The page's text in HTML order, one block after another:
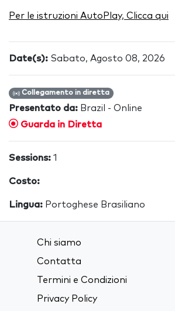
Per le istruzioni AutoPlay, Clicca qui
Date(s): Sabato, Agosto 08, 2026
Collegamento in diretta
Presentato da: Brazil - Online
Guarda in Diretta
Sessions: 1
Costo:
Lingua: Portoghese Brasiliano
Chi siamo
Contatta
Termini e Condizioni
Privacy Policy